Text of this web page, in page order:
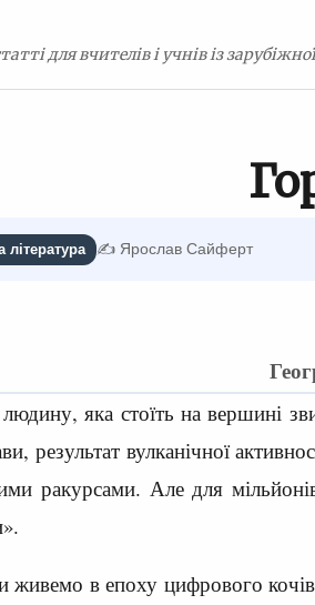
для вчителів і учнів із
література ✍️ Ярослав Сайферт
людину, яка стоїть на вершині
результат вулканічної
ракурсами. Але для
живемо в епоху цифрового